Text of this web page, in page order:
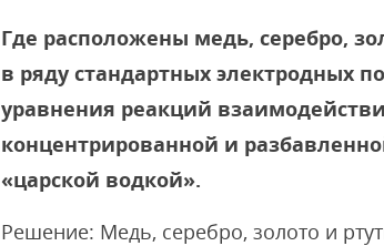
Где расположены медь, серебро,
в ряду стандартных электродных
уравнения реакций
концентрированной и
«царской водкой».
Решение: Медь, серебро, золото и